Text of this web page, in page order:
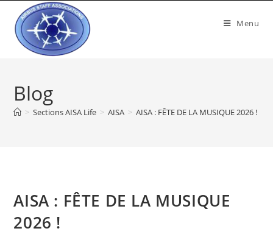
Menu
Blog
> Sections AISA Life > AISA > AISA : FÊTE DE LA MUSIQUE 2026 !
AISA : FÊTE DE LA MUSIQUE
2026 !